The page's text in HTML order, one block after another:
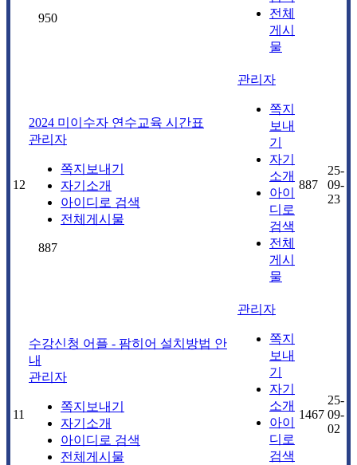
950
전체
게시
물
12
2024 미이수자 연수교육 시간표
관리자
쪽지보내기
자기소개
아이디로 검색
전체게시물
887
관리자
쪽지
보내
기
자기
소개
아이
디로
검색
전체
게시
물
887
25-
09-
23
11
수강신청 어플 - 팜히어 설치방법 안
내
관리자
쪽지보내기
자기소개
아이디로 검색
전체게시물
관리자
쪽지
보내
기
자기
소개
아이
디로
검색
1467
25-
09-
02